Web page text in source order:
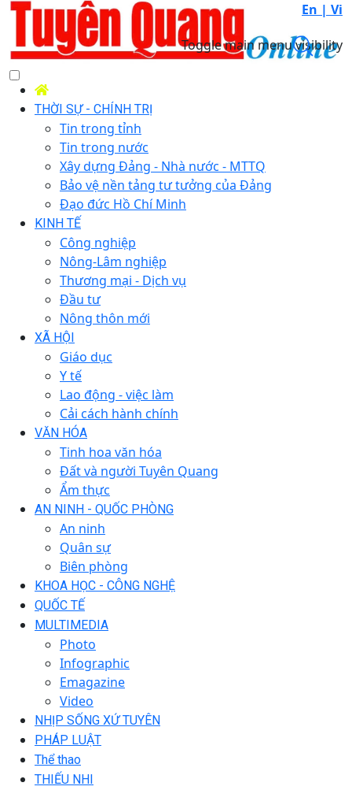
En | Vi
Toggle main menu visibility
THỜI SỰ - CHÍNH TRỊ
Tin trong tỉnh
Tin trong nước
Xây dựng Đảng - Nhà nước - MTTQ
Bảo vệ nền tảng tư tưởng của Đảng
Đạo đức Hồ Chí Minh
KINH TẾ
Công nghiệp
Nông-Lâm nghiệp
Thương mại - Dịch vụ
Đầu tư
Nông thôn mới
XÃ HỘI
Giáo dục
Y tế
Lao động - việc làm
Cải cách hành chính
VĂN HÓA
Tinh hoa văn hóa
Đất và người Tuyên Quang
Ẩm thực
AN NINH - QUỐC PHÒNG
An ninh
Quân sự
Biên phòng
KHOA HỌC - CÔNG NGHỆ
QUỐC TẾ
MULTIMEDIA
Photo
Infographic
Emagazine
Video
NHỊP SỐNG XỨ TUYÊN
PHÁP LUẬT
Thể thao
THIẾU NHI